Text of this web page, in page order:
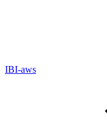
IBI-aws